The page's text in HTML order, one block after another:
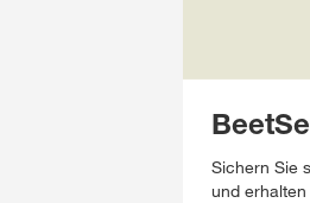
Sichern Sie
und